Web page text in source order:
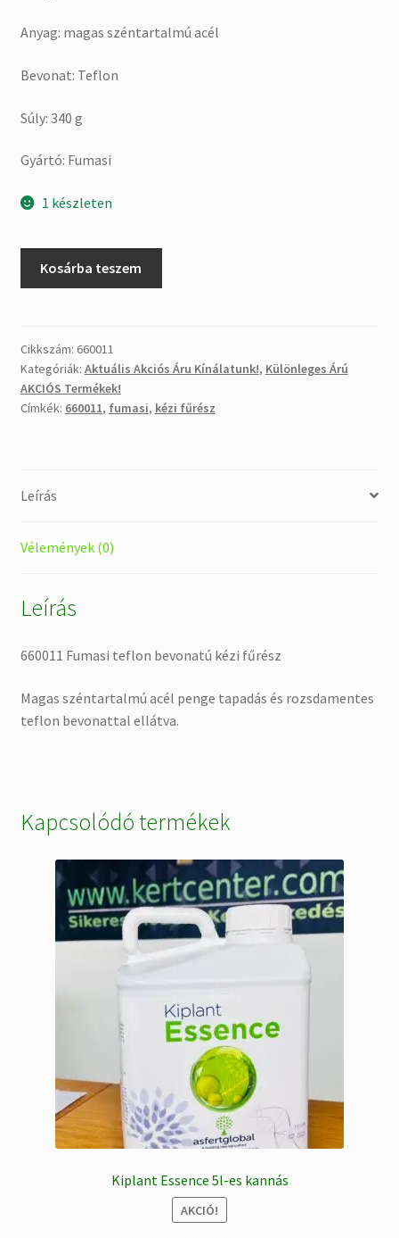
Anyag: magas széntartalmú acél
Bevonat: Teflon
Súly: 340 g
Gyártó: Fumasi
1 készleten
kézi
fűrész
mennyiség
Kosárba teszem
Cikkszám: 660011
Kategóriák: Aktuális Akciós Áru Kínálatunk!, Különleges Árú
AKCIÓS Termékek!
Címkék: 660011, fumasi, kézi fűrész
Leírás
Vélemények (0)
Leírás
660011 Fumasi teflon bevonatú kézi fűrész
Magas széntartalmú acél penge tapadás és rozsdamentes
teflon bevonattal ellátva.
Kapcsolódó termékek
Kiplant Essence 5l-es kannás
AKCIÓ!